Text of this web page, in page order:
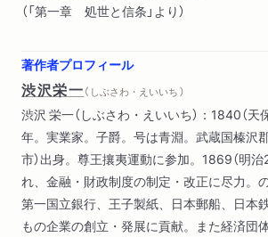
（「第一章 処世と信条」より）
著作者プロフィール
渋沢栄一（ しぶさわ・えいいち ）
渋沢 栄一（しぶさわ・えいいち）：1840（天
年。実業家。子爵。号は青淵。武蔵国榛沢
市）出身。尊王攘夷運動に参加。1869（明治
れ、金融・財政制度の制定・改正に尽力。
第一国立銀行、王子製紙、日本郵船、日本
もの企業の創立・発展に貢献。また経済団